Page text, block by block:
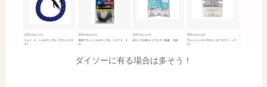
ダイソーに有る場合は多そう！